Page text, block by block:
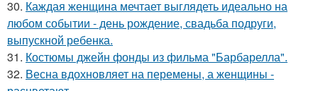
30. Каждая женщина мечтает выглядеть идеально на
любом событии - день рождение, свадьба подруги,
выпускной ребенка.
31. Костюмы джейн фонды из фильма "Барбарелла".
32. Весна вдохновляет на перемены, а женщины -